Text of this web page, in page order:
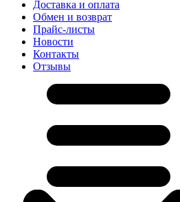
Доставка и оплата
Обмен и возврат
Прайс-листы
Новости
Контакты
Отзывы